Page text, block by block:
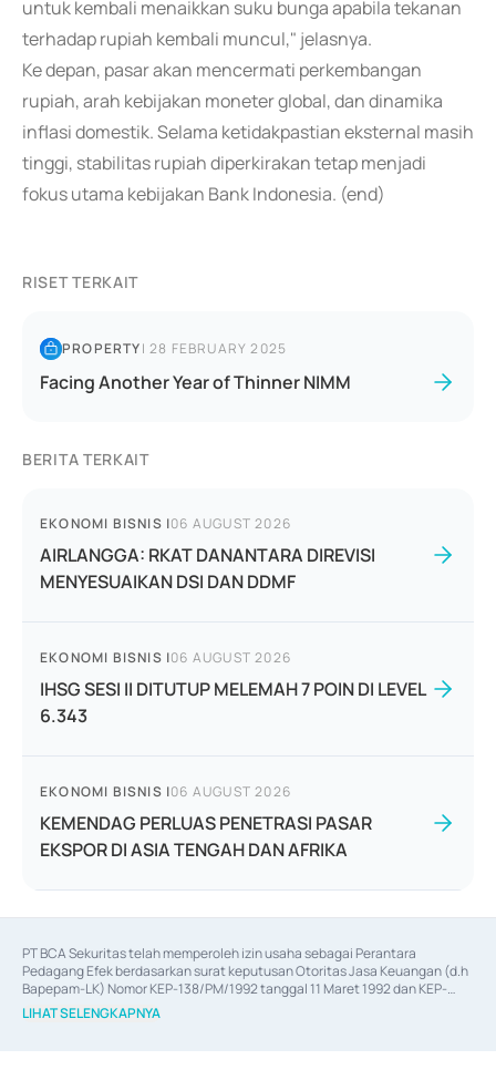
untuk kembali menaikkan suku bunga apabila tekanan
terhadap rupiah kembali muncul," jelasnya.
Ke depan, pasar akan mencermati perkembangan
rupiah, arah kebijakan moneter global, dan dinamika
inflasi domestik. Selama ketidakpastian eksternal masih
tinggi, stabilitas rupiah diperkirakan tetap menjadi
fokus utama kebijakan Bank Indonesia. (end)
RISET TERKAIT
PROPERTY|28 FEBRUARY 2025
Facing Another Year of Thinner NIMM
BERITA TERKAIT
EKONOMI BISNIS |06 AUGUST 2026
AIRLANGGA: RKAT DANANTARA DIREVISI
MENYESUAIKAN DSI DAN DDMF
EKONOMI BISNIS |06 AUGUST 2026
IHSG SESI II DITUTUP MELEMAH 7 POIN DI LEVEL
6.343
EKONOMI BISNIS |06 AUGUST 2026
KEMENDAG PERLUAS PENETRASI PASAR
EKSPOR DI ASIA TENGAH DAN AFRIKA
PT BCA Sekuritas telah memperoleh izin usaha sebagai Perantara
Pedagang Efek berdasarkan surat keputusan Otoritas Jasa Keuangan (d.h
Bapepam-LK) Nomor KEP-138/PM/1992 tanggal 11 Maret 1992 dan KEP-
06/D.04/2014 tanggal 28 Februari 2014, izin usaha sebagai Penjamin Emisi
Efek berdasarkan surat keputusan Otoritas Jasa Keuangan Nomor KEP-
LIHAT SELENGKAPNYA